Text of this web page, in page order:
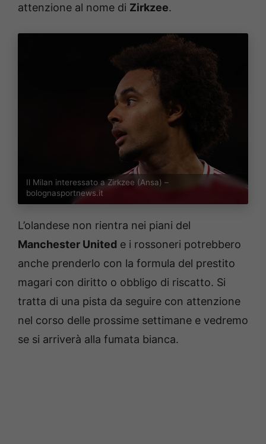
attenzione al nome di Zirkzee.
Il Milan interessato a Zirkzee (Ansa) –
bolognasportnews.it
L’olandese non rientra nei piani del
Manchester United e i rossoneri potrebbero
anche prenderlo con la formula del prestito
magari con diritto o obbligo di riscatto. Si
tratta di una pista da seguire con attenzione
nel corso delle prossime settimane e vedremo
se si arriverà alla fumata bianca.